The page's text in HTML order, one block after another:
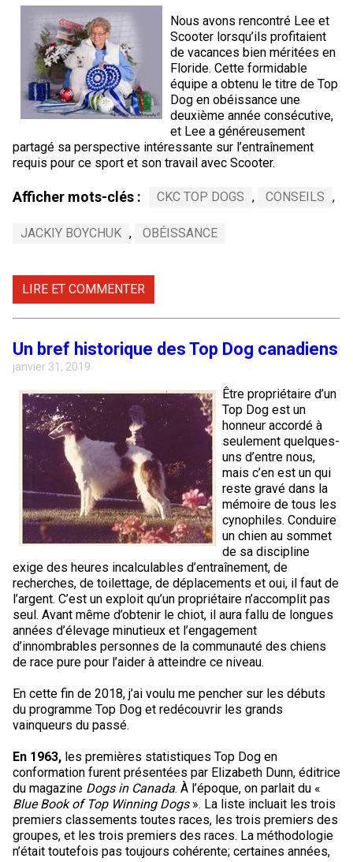
Nous avons rencontré Lee et
Scooter lorsqu’ils profitaient
de vacances bien méritées en
Floride. Cette formidable
équipe a obtenu le titre de Top
Dog en obéissance une
deuxième année consécutive,
et Lee a généreusement
partagé sa perspective intéressante sur l’entraînement
requis pour ce sport et son travail avec Scooter.
Afficher mots-clés : CKC TOP DOGS , CONSEILS ,
JACKIY BOYCHUK , OBÉISSANCE
LIRE ET COMMENTER
Un bref historique des Top Dog canadiens
janvier 31, 2019
Être propriétaire d’un
Top Dog est un
honneur accordé à
seulement quelques-
uns d’entre nous,
mais c’en est un qui
reste gravé dans la
mémoire de tous les
cynophiles. Conduire
un chien au sommet
de sa discipline
exige des heures incalculables d’entraînement, de
recherches, de toilettage, de déplacements et oui, il faut de
l’argent. C’est un exploit qu’un propriétaire n’accomplit pas
seul. Avant même d’obtenir le chiot, il aura fallu de longues
années d’élevage minutieux et l’engagement
d’innombrables personnes de la communauté des chiens
de race pure pour l’aider à atteindre ce niveau.
En cette fin de 2018, j’ai voulu me pencher sur les débuts
du programme Top Dog et redécouvrir les grands
vainqueurs du passé.
En 1963, les premières statistiques Top Dog en
conformation furent présentées par Elizabeth Dunn, éditrice
du magazine Dogs in Canada. À l’époque, on parlait du «
Blue Book of Top Winning Dogs». La liste incluait les trois
premiers classements toutes races, les trois premiers des
groupes, et les trois premiers des races. La méthodologie
n’était toutefois pas toujours cohérente; certaines années,